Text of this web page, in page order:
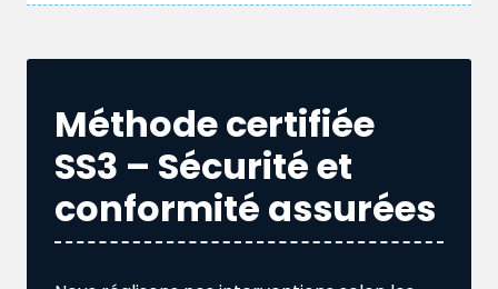
Méthode certifiée
SS3 – Sécurité et
conformité assurées